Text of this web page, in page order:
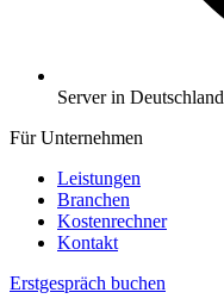
Server in Deutschland
Für Unternehmen
Leistungen
Branchen
Kostenrechner
Kontakt
Erstgespräch buchen